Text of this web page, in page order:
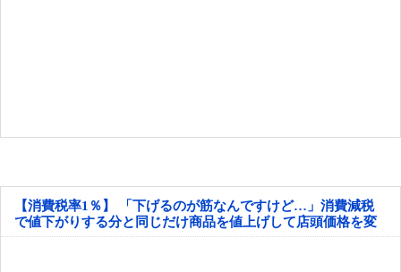
【消費税率1％】 「下げるのが筋なんですけど…」消費減税
で値下がりする分と同じだけ商品を値上げして店頭価格を変
えない店も